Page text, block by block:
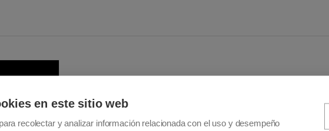
+ Antes de plegarlos, debes presionar el botón rojo
+ Luego puedes proceder a plegar ambas partes.
en este sitio web
recolectar y analizar información relacionada con el uso y desempeño